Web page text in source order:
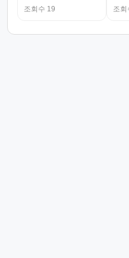
조회수 19
조회